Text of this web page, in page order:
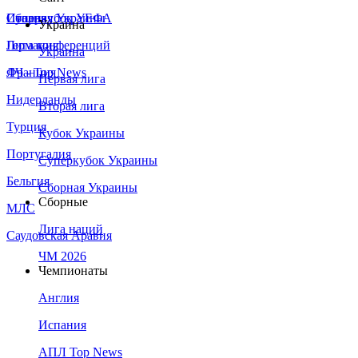
Сборная Украины
Италия
Германия
Франция
Нидерланды
Турция
Португалия
Бельгия
МЛС
Саудовская Аравия
Суперкубок УЕФА
Лига конференций
ЛЧ - Top News
Украина
Украина
Первая лига
Вторая лига
Кубок Украины
Суперкубок Украины
Сборная Украины
Сборные
Лига наций
ЧМ 2026
Чемпионаты
Англия
Испания
АПЛ Top News